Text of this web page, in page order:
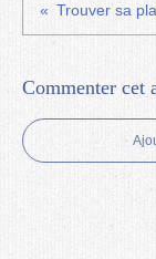
Trouver sa
Commenter cet